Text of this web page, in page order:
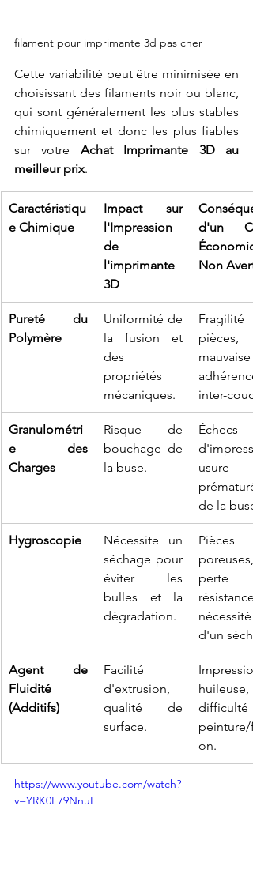
filament pour imprimante 3d pas cher
Cette variabilité peut être minimisée en
choisissant des filaments noir ou blanc,
qui sont généralement les plus stables
chimiquement et donc les plus fiables
sur votre Achat Imprimante 3D au
meilleur prix.
Caractéristiqu
e Chimique
Impact sur
l'Impression
de
l'imprimante
3D
d'un
Non Averti
Pureté du
Polymère
Uniformité de
la fusion et
des
propriétés
mécaniques.
Fragilité
pièces,
mauvaise
adhérence
inter-
Granulométri
e des
Charges
Risque de
bouchage de
la buse.
Échecs
usure
de la buse.
Hygroscopie
Nécessite un
séchage pour
éviter les
bulles et la
dégradation.
Pièces
poreuses,
perte
résistance,
nécessité
d'un
Agent de
Fluidité
(Additifs)
Facilité
d'extrusion,
qualité de
surface.
Impression
huileuse,
peinture/
on.
https://www.youtube.com/watch?
v=YRK0E79NnuI